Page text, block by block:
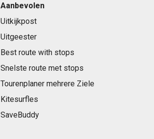
Aanbevolen
Uitkijkpost
Uitgeester
Best route with stops
Snelste route met stops
Tourenplaner mehrere Ziele
Kitesurfles
SaveBuddy